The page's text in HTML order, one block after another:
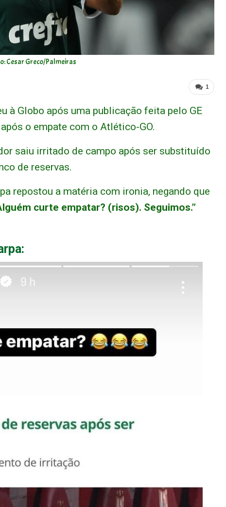
Cesar Greco/Palmeiras
1
à Globo após uma publicação feita pelo GE
o empate com o Atlético-GO.
saiu irritado de campo após ser substituído
de reservas.
repostou a matéria com ironia, negando que
curte empatar? (risos). Seguimos.”